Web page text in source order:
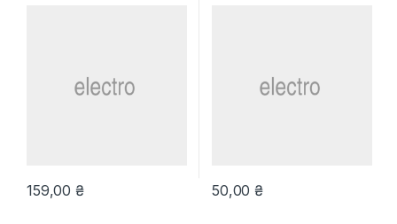
159,00₴ 50,00₴